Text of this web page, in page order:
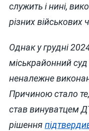
служить і нині,
різних військових
Однак у грудні
міськрайонний суд
неналежне
Причиною стало
став винуватцем
рішення